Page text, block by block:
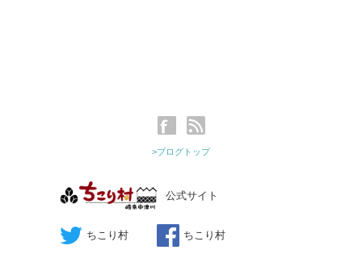
>ブログトップ
公式サイト
ちこり村 ちこり村